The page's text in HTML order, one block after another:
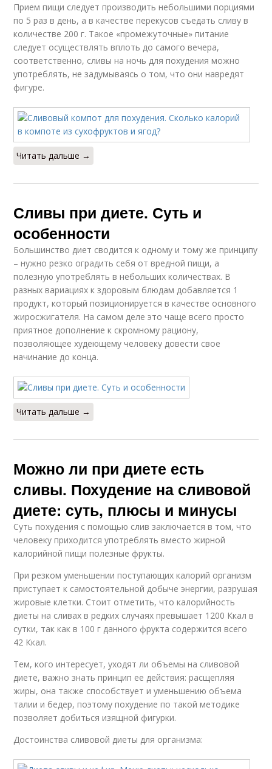
Прием пищи следует производить небольшими порциями
по 5 раз в день, а в качестве перекусов съедать сливу в
количестве 200 г. Такое «промежуточные» питание
следует осуществлять вплоть до самого вечера,
соответственно, сливы на ночь для похудения можно
употреблять, не задумываясь о том, что они навредят
фигуре.
Читать дальше →
Сливы при диете. Суть и
особенности
Большинство диет сводится к одному и тому же принципу
– нужно резко оградить себя от вредной пищи, а
полезную употреблять в небольших количествах. В
разных вариациях к здоровым блюдам добавляется 1
продукт, который позиционируется в качестве основного
жиросжигателя. На самом деле это чаще всего просто
приятное дополнение к скромному рациону,
позволяющее худеющему человеку довести свое
начинание до конца.
Читать дальше →
Можно ли при диете есть
сливы. Похудение на сливовой
диете: суть, плюсы и минусы
Суть похудения с помощью слив заключается в том, что
человеку приходится употреблять вместо жирной
калорийной пищи полезные фрукты.
При резком уменьшении поступающих калорий организм
приступает к самостоятельной добыче энергии, разрушая
жировые клетки. Стоит отметить, что калорийность
диеты на сливах в редких случаях превышает 1200 Ккал в
сутки, так как в 100 г данного фрукта содержится всего
42 Ккал.
Тем, кого интересует, уходят ли объемы на сливовой
диете, важно знать принцип ее действия: расщепляя
жиры, она также способствует и уменьшению объема
талии и бедер, поэтому похудение по такой методике
позволяет добиться изящной фигурки.
Достоинства сливовой диеты для организма: